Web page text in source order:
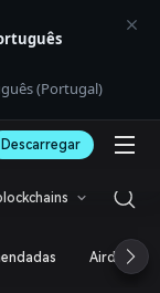
(Portugal)
Descarregar
Airdrop